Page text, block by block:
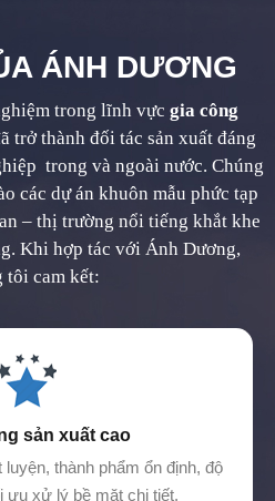
ÁNH DƯƠNG
trong lĩnh vực gia công
trở thành đối tác sản xuất đáng
trong và ngoài nước. Chúng
các dự án khuôn mẫu phức tạp
– thị trường nổi tiếng khắt khe
Khi hợp tác với Ánh Dương,
tôi cam kết:
sản xuất cao
thành phẩm ổn định, độ
ưu xử lý bề mặt chi tiết.